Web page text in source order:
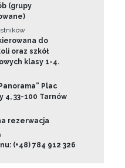
(grupy
do
oraz szkół
klasy 1-4.
Plac
4, 33-100 Tarnów
rezerwacja
(+48) 784 912 326